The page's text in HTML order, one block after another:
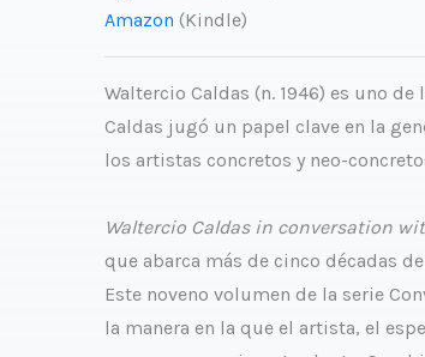
Amazon (Kindle)
Waltercio Caldas (n. 1946) es uno
Caldas jugó un papel clave en la
los artistas concretos y neo-
Waltercio Caldas in conversation
que abarca más de cinco décadas
Este noveno volumen de la serie
la manera en la que el artista, el